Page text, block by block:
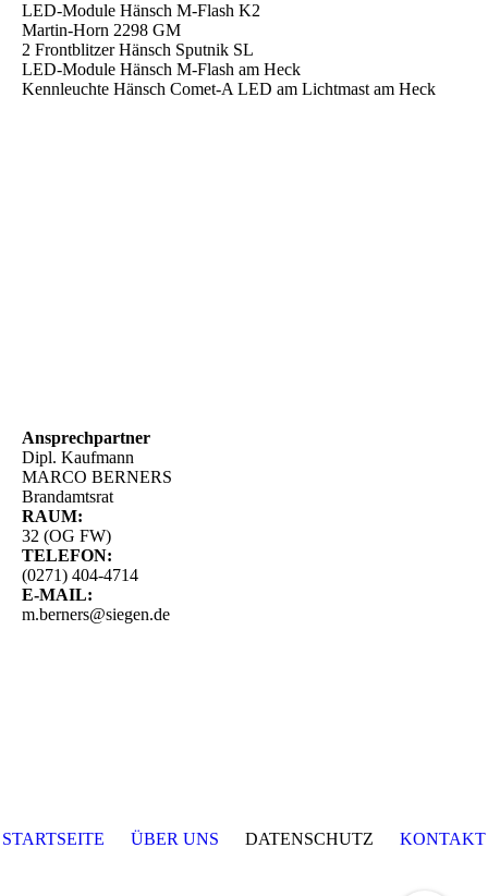
LED-Module Hänsch M-Flash K2
Martin-Horn 2298 GM
2 Frontblitzer Hänsch Sputnik SL
LED-Module Hänsch M-Flash am Heck
Kennleuchte Hänsch Comet-A LED am Lichtmast am Heck
Ansprechpartner
Dipl. Kaufmann
MARCO BERNERS
Brandamtsrat
RAUM:
32 (OG FW)
TELEFON:
(0271) 404-4714
E-MAIL:
m.berners@siegen.de
STARTSEITE ÜBER UNS DATENSCHUTZ KONTAKT